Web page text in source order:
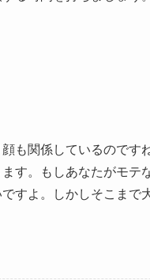
も関係しているのです
す。もしあなたがモテ
すよ。しかしそこま